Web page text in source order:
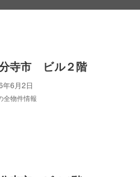
寺市 ビル２階
年6月2日
物件情報